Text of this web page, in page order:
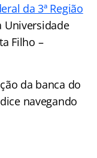
da 3ª Região
Universidade
Filho –
da banca do
navegando